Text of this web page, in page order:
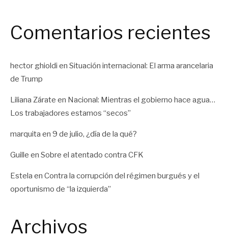
Comentarios recientes
hector ghioldi en Situación internacional: El arma arancelaria
de Trump
Liliana Zárate en Nacional: Mientras el gobierno hace agua…
Los trabajadores estamos “secos”
marquita en 9 de julio, ¿día de la qué?
Guille en Sobre el atentado contra CFK
Estela en Contra la corrupción del régimen burgués y el
oportunismo de “la izquierda”
Archivos